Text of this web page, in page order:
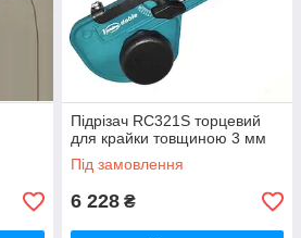
Підрізач RC321S торцевий
для крайки товщиною 3 мм
Під замовлення
6 228 ₴